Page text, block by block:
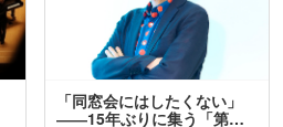
「同窓会にはしたくない」
――15年ぶりに集う「第…